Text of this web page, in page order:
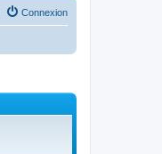
Connexion